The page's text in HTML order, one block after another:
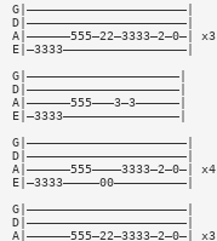
G|——————————————————————|
D|——————————————————————|
A|——————555—22—3333—2—0—| x3
E|—3333—————————————————|
G|—————————————————————|
D|—————————————————————|
A|——————555———3—3——————|
E|—3333————————————————|
G|——————————————————————|
D|——————————————————————|
A|——————555————3333—2—0—| x4
E|—3333—————00——————————|
G|——————————————————————|
D|——————————————————————|
A|——————555—22—3333—2—0—| x3